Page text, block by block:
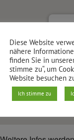
Diese Website
nähere
finden Sie in
stimme zu“, um
Website besuchen
Ich stimme zu